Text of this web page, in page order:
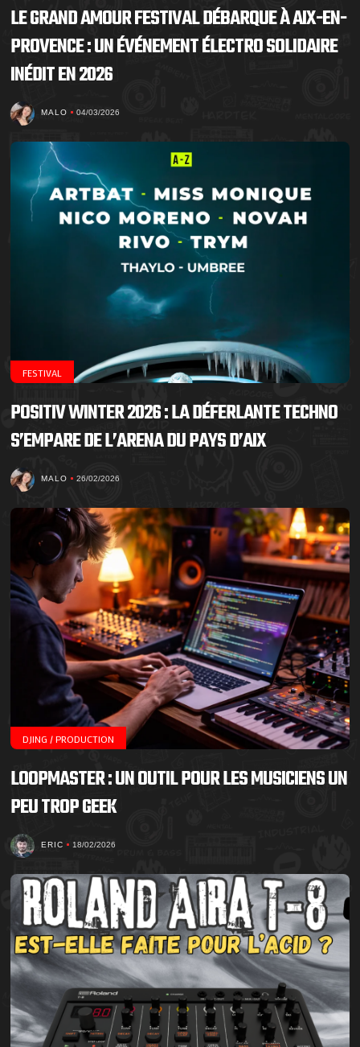
LE GRAND AMOUR FESTIVAL DÉBARQUE À AIX-EN-
PROVENCE : UN ÉVÉNEMENT ÉLECTRO SOLIDAIRE
INÉDIT EN 2026
MALO 04/03/2026
FESTIVAL
POSITIV WINTER 2026 : LA DÉFERLANTE TECHNO
S’EMPARE DE L’ARENA DU PAYS D’AIX
MALO 26/02/2026
DJING / PRODUCTION
LOOPMASTER : UN OUTIL POUR LES MUSICIENS UN
PEU TROP GEEK
ERIC 18/02/2026